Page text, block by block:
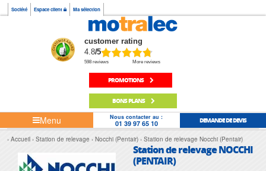
Société Espace client Ma sélection
customer rating
4.8/5
598 reviews More reviews
PROMOTIONS
BONS PLANS
Menu Nous contacter au :
01 39 97 65 10 DEMANDE DE DEVIS
Accueil Station de relevage Nocchi (Pentair) Station de relevage Nocchi (Pentair)
Station de relevage NOCCHI
(PENTAIR)